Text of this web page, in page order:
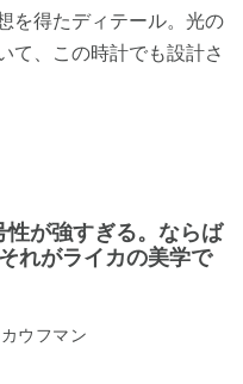
を得たディテール。光の
て、この時計でも設計さ
性が強すぎる。ならば
れがライカの美学で
ウフマン